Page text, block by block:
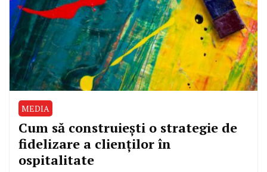
MEDIA
Cum să construiești o strategie de
fidelizare a clienților în
ospitalitate